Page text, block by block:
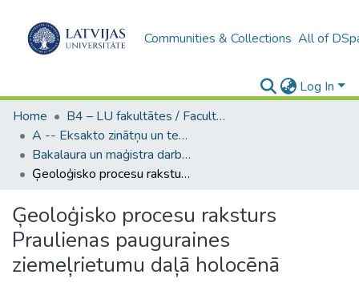
Communities & Collections All of
Log In
Home
B4 – LU fakultātes / Faculties of the UL
A -- Eksakto zinātņu un tehnoloģiju fakultāte / Faculty of Science and Technology
Bakalaura un maģistra darbi (EZTF) / Bachelor's and Master's theses
Ģeoloģisko procesu raksturs Praulienas pauguraines ziemeļrietumu daļā holocēnā
Ģeoloģisko procesu raksturs
Praulienas pauguraines
ziemeļrietumu daļā holocēnā